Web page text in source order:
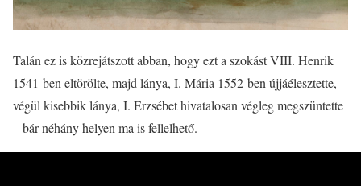
Talán ez is közrejátszott abban, hogy ezt a szokást VIII. Henrik
1541-ben eltörölte, majd lánya, I. Mária 1552-ben újjáélesztette,
végül kisebbik lánya, I. Erzsébet hivatalosan végleg megszüntette
– bár néhány helyen ma is fellelhető.